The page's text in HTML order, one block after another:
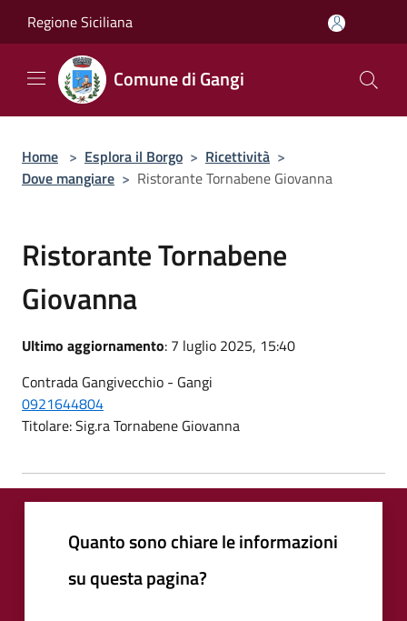
Regione Siciliana
Comune di Gangi
Home > Esplora il Borgo > Ricettività >
Dove mangiare > Ristorante Tornabene Giovanna
Ristorante Tornabene
Giovanna
Ultimo aggiornamento: 7 luglio 2025, 15:40
Contrada Gangivecchio - Gangi
0921644804
Titolare: Sig.ra Tornabene Giovanna
Quanto sono chiare le informazioni
su questa pagina?